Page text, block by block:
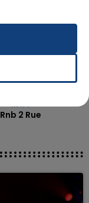
MATT
Rnb 2 Rue